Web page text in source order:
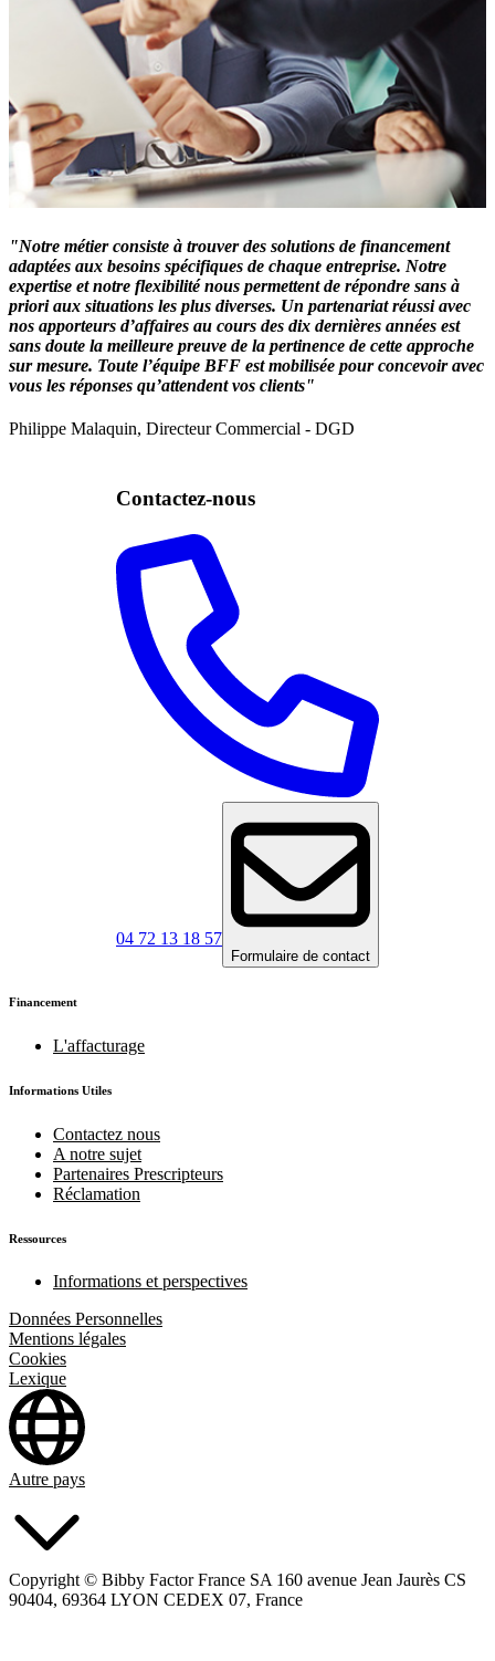
"Notre métier consiste à trouver des solutions de financement
adaptées aux besoins spécifiques de chaque entreprise. Notre
expertise et notre flexibilité nous permettent de répondre sans à
priori aux situations les plus diverses. Un partenariat réussi avec
nos apporteurs d’affaires au cours des dix dernières années est
sans doute la meilleure preuve de la pertinence de cette approche
sur mesure. Toute l’équipe BFF est mobilisée pour concevoir avec
vous les réponses qu’attendent vos clients"
Philippe Malaquin, Directeur Commercial - DGD
Contactez-nous
04 72 13 18 57
Formulaire de contact
Financement
L'affacturage
Informations Utiles
Contactez nous
A notre sujet
Partenaires Prescripteurs
Réclamation
Ressources
Informations et perspectives
Données Personnelles
Mentions légales
Cookies
Lexique
Autre pays
Copyright © Bibby Factor France SA 160 avenue Jean Jaurès CS
90404, 69364 LYON CEDEX 07, France